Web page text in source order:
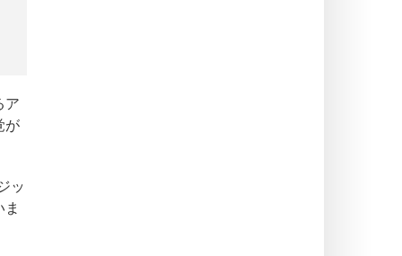
ア
が
ッ